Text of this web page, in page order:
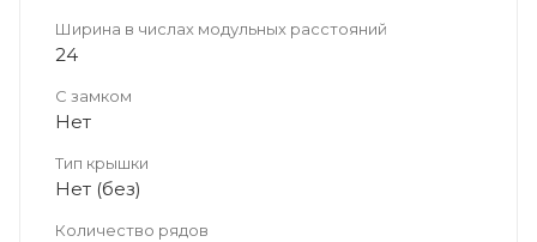
Ширина в числах модульных расстояний
24
С замком
Нет
Тип крышки
Нет (без)
Количество рядов